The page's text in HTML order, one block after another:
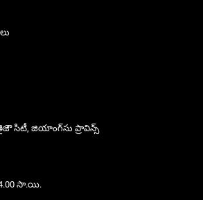
సిటీ, జియాంగ్‌సు ప్రావిన్స్
సా.యి.